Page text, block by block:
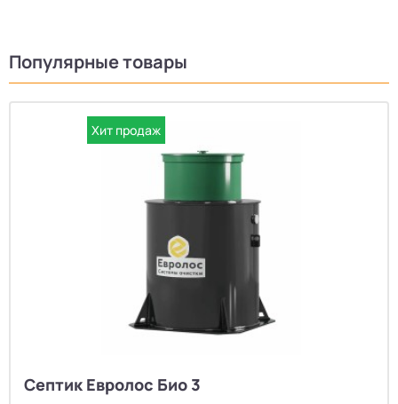
Популярные товары
Хит продаж
Септик Евролос Био 3